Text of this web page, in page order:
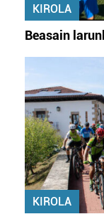
KIROLA
Beasain
KIROLA